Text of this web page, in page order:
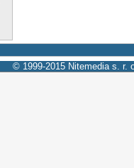
© 1999-2015 Nitemedia s. r.